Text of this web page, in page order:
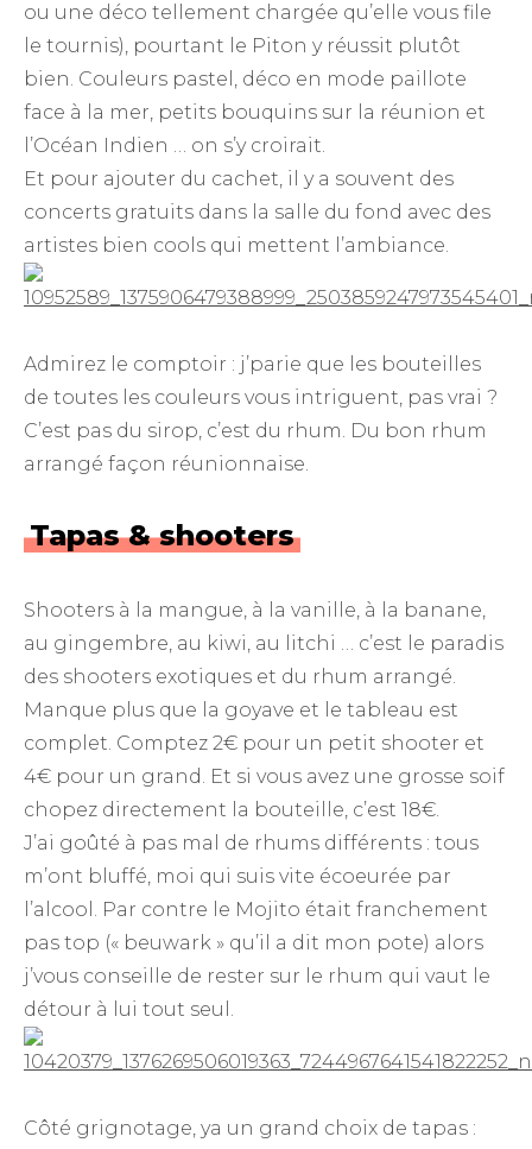
ou une déco tellement chargée qu’elle vous file
le tournis), pourtant le Piton y réussit plutôt
bien. Couleurs pastel, déco en mode paillote
face à la mer, petits bouquins sur la réunion et
l’Océan Indien … on s’y croirait.
Et pour ajouter du cachet, il y a souvent des
concerts gratuits dans la salle du fond avec des
artistes bien cools qui mettent l’ambiance.
Admirez le comptoir : j’parie que les bouteilles
de toutes les couleurs vous intriguent, pas vrai ?
C’est pas du sirop, c’est du rhum. Du bon rhum
arrangé façon réunionnaise.
Tapas & shooters
Shooters à la mangue, à la vanille, à la banane,
au gingembre, au kiwi, au litchi … c’est le paradis
des shooters exotiques et du rhum arrangé.
Manque plus que la goyave et le tableau est
complet. Comptez 2€ pour un petit shooter et
4€ pour un grand. Et si vous avez une grosse soif
chopez directement la bouteille, c’est 18€.
J’ai goûté à pas mal de rhums différents : tous
m’ont bluffé, moi qui suis vite écoeurée par
l’alcool. Par contre le Mojito était franchement
pas top (« beuwark » qu’il a dit mon pote) alors
j’vous conseille de rester sur le rhum qui vaut le
détour à lui tout seul.
Côté grignotage, ya un grand choix de tapas :